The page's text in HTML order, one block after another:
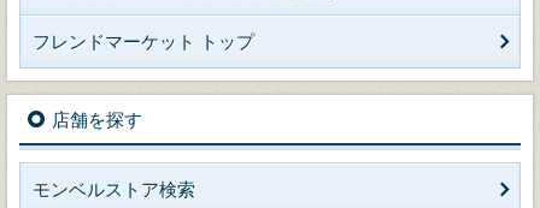
フレンドマーケット トップ
店舗を探す
モンベルストア検索